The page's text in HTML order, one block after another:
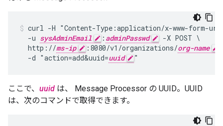
curl -H "Content-Type:application/x-www-form-
  -u
sysAdminEmail : adminPasswd
-X POST \
  http://
ms-ip :8080/v1/organizations/org-name
  -d "action=add&uuid=
uuid "
ここで、 uuid は、 Message Processor の UUID。UUID
は、次のコマンドで取得できます。